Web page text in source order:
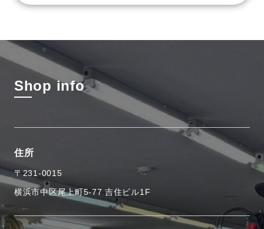
Shop info
住所
〒231-0015
横浜市中区尾上町5-77 吉住ビル1F